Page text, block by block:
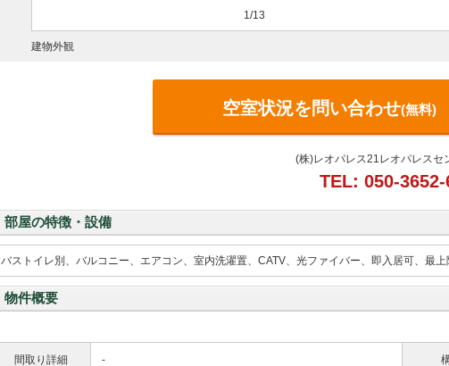
1/13
建物外観
空室状況を問い合わせ(無料)
(株)レオパレス21レオパレスセ
TEL: 050-3652-
部屋の特徴・設備
バストイレ別、バルコニー、エアコン、室内洗濯置、CATV、光ファイバー、即入居可、最
物件概要
間取り詳細 -